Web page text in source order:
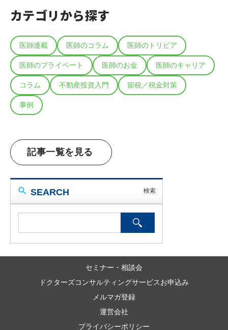
カテゴリから探す
医師連載 医師のコラム 医師のトリビア
医師のプライベート 医師のお金 医師のキャリア
コラム 不動産投資入門 節税／税金対策
事例
記事一覧を見る
SEARCH
セミナー・相談会
ドクターズコンサルティングサービスお申込み
メルマガ登録
運営会社
プライバシーポリシー